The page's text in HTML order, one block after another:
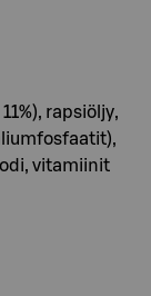
rapsiöljy,
vitamiinit